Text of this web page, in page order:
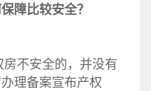
障比较安全？
不安全的，并没有
理备案宣布产权